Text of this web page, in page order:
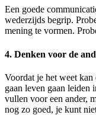
Een goede
wederzijds begrip.
mening te vormen.
4. Denken voor de
Voordat je het weet kan
gaan leven gaan
vullen voor een ander,
nog zo goed, je kunt